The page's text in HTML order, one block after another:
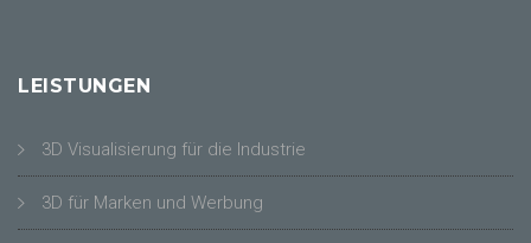
LEISTUNGEN
3D Visualisierung für die Industrie
3D für Marken und Werbung